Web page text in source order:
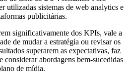
utilizadas sistemas de web analytics e
publicitárias.
significativamente dos KPIs, vale a
de mudar a estratégia ou revisar os
superarem as expectativas, faz
abordagens bem-sucedidas
de mídia.